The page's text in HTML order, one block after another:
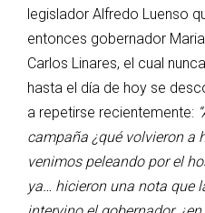
legislador Alfredo Luenso
entonces gobernador
Carlos Linares, el cual
hasta el día de hoy se
a repetirse recientemente:
campaña ¿qué volvieron a
venimos peleando por el
ya… hicieron una nota que